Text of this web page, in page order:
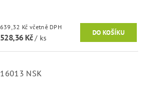
639,32 Kč včetně DPH
528,36 Kč/ ks
16013 NSK